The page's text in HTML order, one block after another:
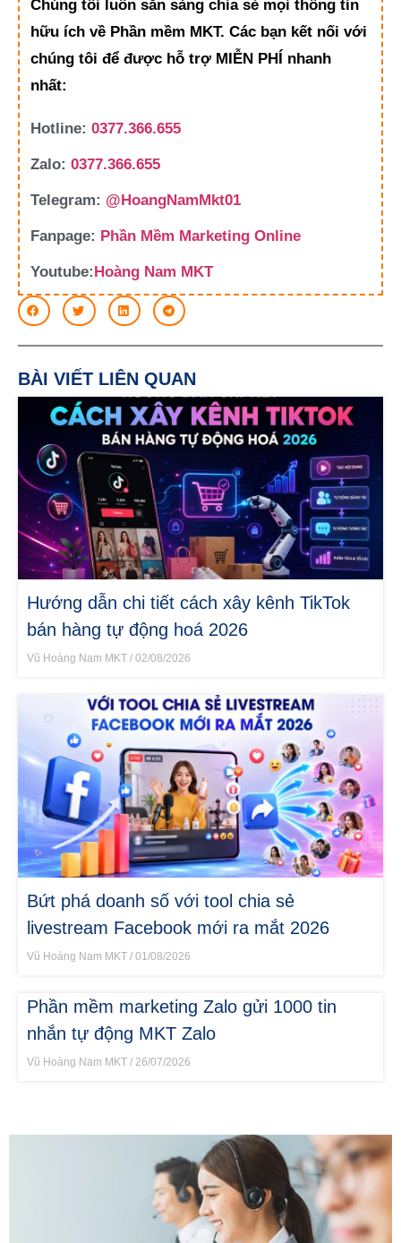
Chúng tôi luôn sẵn sàng chia sẻ mọi thông tin
hữu ích về Phần mềm MKT. Các bạn kết nối với
chúng tôi để được hỗ trợ MIỄN PHÍ nhanh
nhất:
Hotline: 0377.366.655
Zalo: 0377.366.655
Telegram: @HoangNamMkt01
Fanpage: Phần Mềm Marketing Online
Youtube: Hoàng Nam MKT
BÀI VIẾT LIÊN QUAN
Hướng dẫn chi tiết cách xây kênh TikTok
bán hàng tự động hoá 2026
Vũ Hoàng Nam MKT 02/08/2026
Bứt phá doanh số với tool chia sẻ
livestream Facebook mới ra mắt 2026
Vũ Hoàng Nam MKT 01/08/2026
Phần mềm marketing Zalo gửi 1000 tin
nhắn tự động MKT Zalo
Vũ Hoàng Nam MKT 26/07/2026